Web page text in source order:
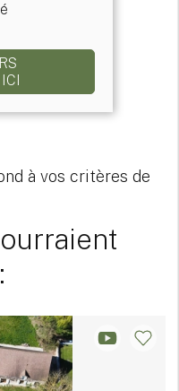
à vos critères de